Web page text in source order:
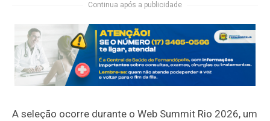
Continua após a publicidade
A seleção ocorre durante o Web Summit Rio 2026, um